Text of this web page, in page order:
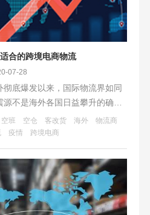
合的跨境电商物流
07-28
底爆发以来，国际物流界如同
不是海外各国日益攀升的确诊
最最最重要的环节——国际空
比正常时期至少上涨了5倍左
空班 空仓 客改货 海外
物流商
疫情 跨境电商